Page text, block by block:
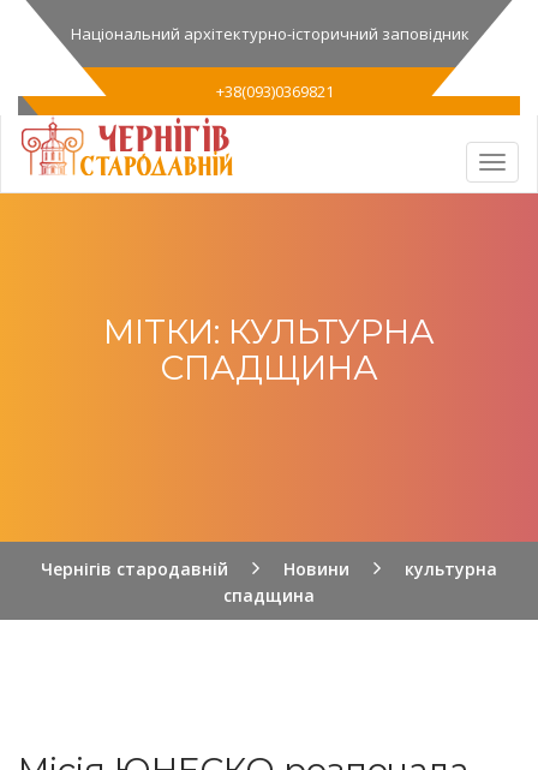
Національний архітектурно-історичний заповідник
+38(093)0369821
МІТКИ: КУЛЬТУРНА
СПАДЩИНА
Чернігів стародавній Новини
культурна
спадщина